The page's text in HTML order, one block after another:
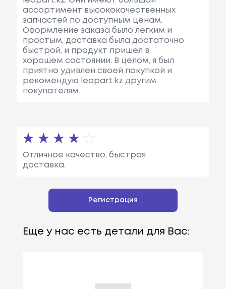
ассортимент высококачественных
запчастей по доступным ценам.
Оформление заказа было легким и
простым, доставка была достаточно
быстрой, и продукт пришел в
хорошем состоянии. В целом, я был
приятно удивлен своей покупкой и
рекомендую leopart.kz другим
покупателям.
Отличное качество, быстрая
доставка.
Регистрация
Еще у нас есть детали для Вас: